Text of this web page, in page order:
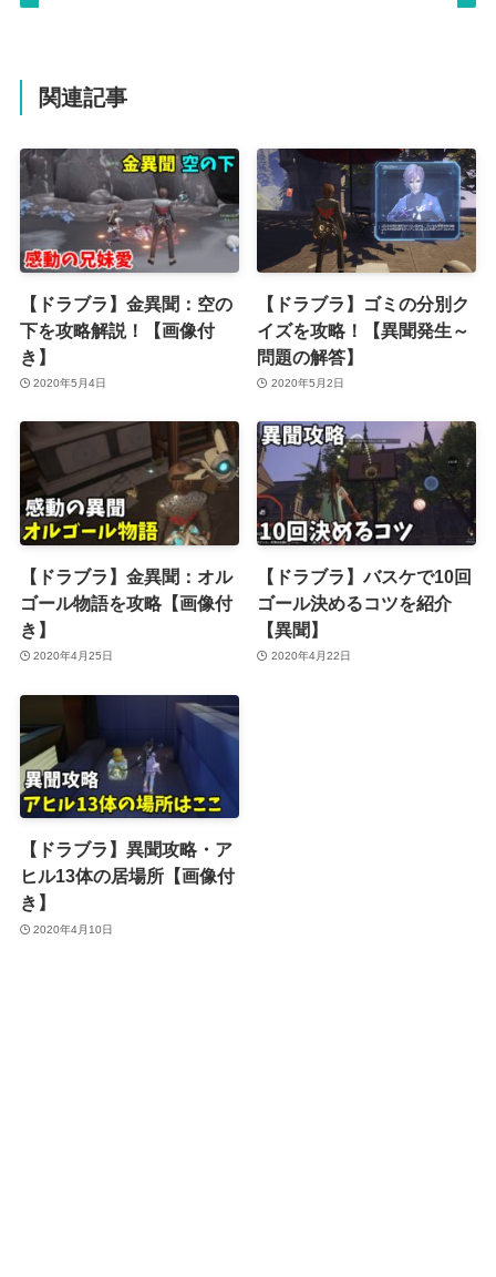
関連記事
【ドラブラ】金異聞：空の
下を攻略解説！【画像付
き】
2020年5月4日
【ドラブラ】ゴミの分別ク
イズを攻略！【異聞発生～
問題の解答】
2020年5月2日
【ドラブラ】金異聞：オル
ゴール物語を攻略【画像付
き】
2020年4月25日
【ドラブラ】バスケで10回
ゴール決めるコツを紹介
【異聞】
2020年4月22日
【ドラブラ】異聞攻略・ア
ヒル13体の居場所【画像付
き】
2020年4月10日